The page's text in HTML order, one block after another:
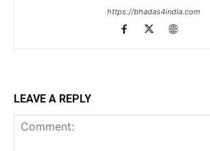
https://bhadas4india.com
LEAVE A REPLY